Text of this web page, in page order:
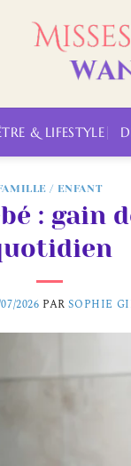
& LIFESTYLE
/ ENFANT
: gain
2026 PARSOPHIE